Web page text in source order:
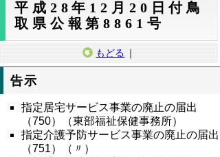
平成28年12月20日付鳥
取県公報第8861号
もどる ｜
告示
指定居宅サービス事業の廃止の届出
（750）（東部福祉保健事務所）
指定介護予防サービス事業の廃止の届出
（751）（〃）